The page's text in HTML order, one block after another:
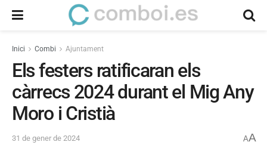
Inici Combi Ajuntament
Els festers ratificaran els
càrrecs 2024 durant el Mig Any
Moro i Cristià
31 de gener de 2024 AA